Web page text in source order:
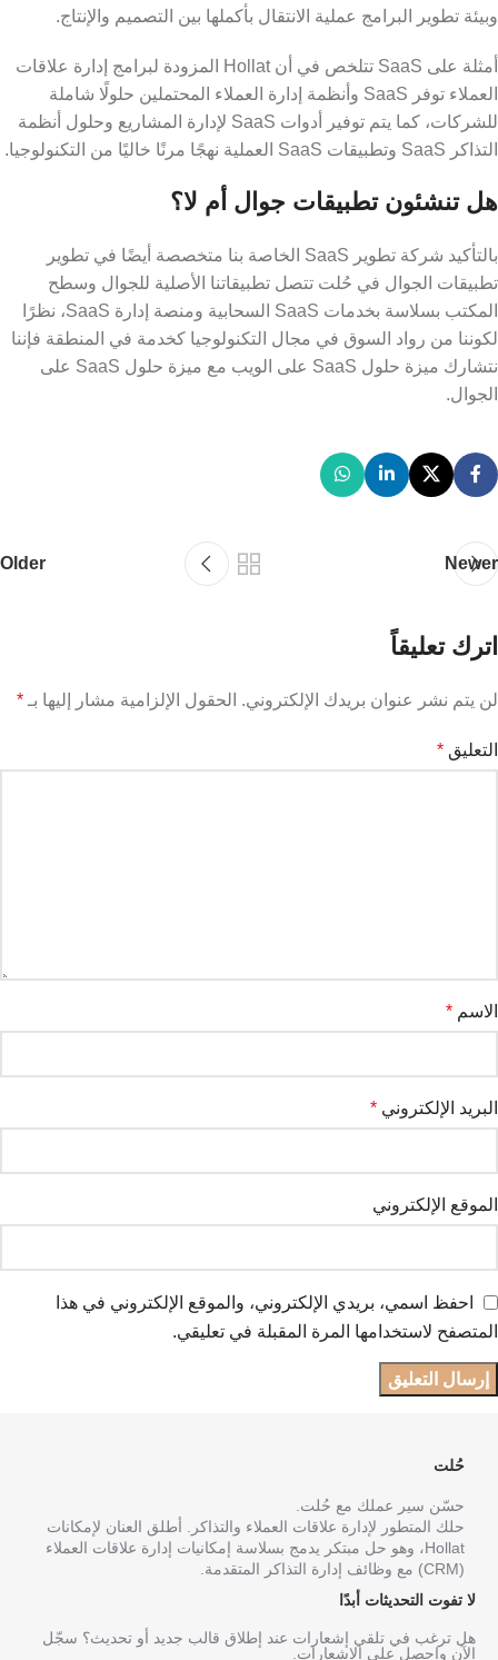
وبيئة تطوير البرامج عملية الانتقال بأكملها بين التصميم والإنتاج.
أمثلة على SaaS تتلخص في أن Hollat المزودة لبرامج إدارة علاقات
العملاء توفر SaaS وأنظمة إدارة العملاء المحتملين حلولًا شاملة
للشركات، كما يتم توفير أدوات SaaS لإدارة المشاريع وحلول أنظمة
التذاكر SaaS وتطبيقات SaaS العملية نهجًا مرنًا خاليًا من التكنولوجيا.
هل تنشئون تطبيقات جوال أم لا؟
بالتأكيد شركة تطوير SaaS الخاصة بنا متخصصة أيضًا في تطوير
تطبيقات الجوال في حُلت تتصل تطبيقاتنا الأصلية للجوال وسطح
المكتب بسلاسة بخدمات SaaS السحابية ومنصة إدارة SaaS، نظرًا
لكوننا من رواد السوق في مجال التكنولوجيا كخدمة في المنطقة فإننا
نتشارك ميزة حلول SaaS على الويب مع ميزة حلول SaaS على
الجوال.
Newer
Older
اترك تعليقاً
لن يتم نشر عنوان بريدك الإلكتروني. الحقول الإلزامية مشار إليها بـ *
التعليق *
الاسم *
البريد الإلكتروني *
الموقع الإلكتروني
احفظ اسمي، بريدي الإلكتروني، والموقع الإلكتروني في هذا
المتصفح لاستخدامها المرة المقبلة في تعليقي.
حُلت
حسّن سير عملك مع حُلت.
حلك المتطور لإدارة علاقات العملاء والتذاكر. أطلق العنان لإمكانات
Hollat، وهو حل مبتكر يدمج بسلاسة إمكانيات إدارة علاقات العملاء
(CRM) مع وظائف إدارة التذاكر المتقدمة.
هل ترغب في تلقي إشعارات عند إطلاق قالب جديد أو تحديث؟ سجّل
الآن واحصل على الإشعارات.
لا تفوت التحديثات أبدًا